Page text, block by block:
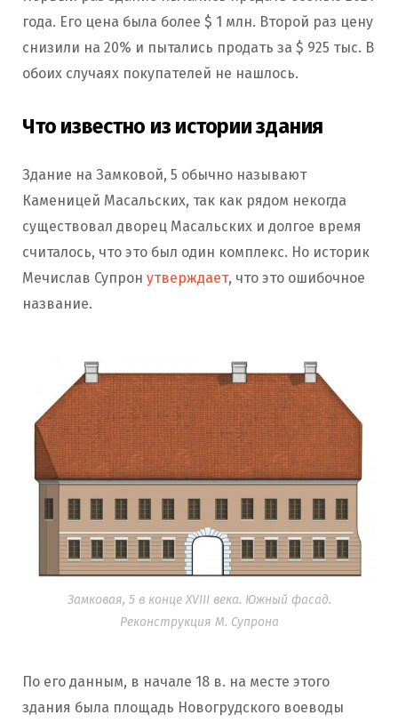
года. Его цена была более $ 1 млн. Второй раз цену
снизили на 20% и пытались продать за $ 925 тыс. В
обоих случаях покупателей не нашлось.
Что известно из истории здания
Здание на Замковой, 5 обычно называют
Каменицей Масальских, так как рядом некогда
существовал дворец Масальских и долгое время
считалось, что это был один комплекс. Но историк
Мечислав Супрон утверждает, что это ошибочное
название.
Замковая, 5 в конце XVIII века. Южный фасад.
Реконструкция М. Супрона
По его данным, в начале 18 в. на месте этого
здания была площадь Новогрудского воеводы